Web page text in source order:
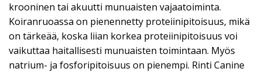
krooninen tai akuutti munuaisten vajaatoiminta.
Koiranruoassa on pienennetty proteiinipitoisuus, mikä
on tärkeää, koska liian korkea proteiinipitoisuus voi
vaikuttaa haitallisesti munuaisten toimintaan. Myös
natrium- ja fosforipitoisuus on pienempi. Rinti Canine